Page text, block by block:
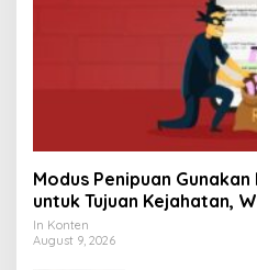
Modus Penipuan
untuk Tujuan Kejahatan,
In Konten
August 9, 2026